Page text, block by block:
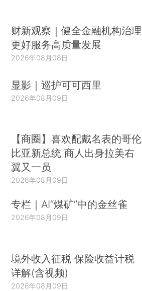
财新观察｜健全金融机构治理
更好服务高质量发展
2026年08月08日
显影｜巡护可可西里
2026年08月09日
【商圈】喜欢配戴名表的哥伦
比亚新总统 商人出身拉美右
翼又一员
2026年08月09日
专栏｜AI“煤矿”中的金丝雀
2026年08月09日
境外收入征税 保险收益计税
详解(含视频)
2026年08月09日